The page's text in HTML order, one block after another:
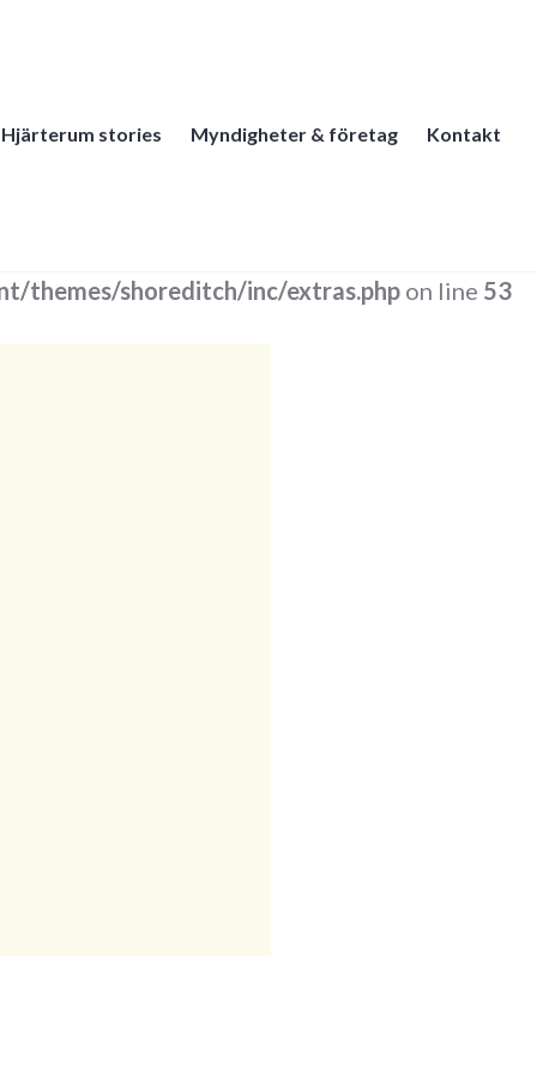
Hjärterum stories Myndigheter & företag Kontakt
themes/shoreditch/inc/extras.php on line 53